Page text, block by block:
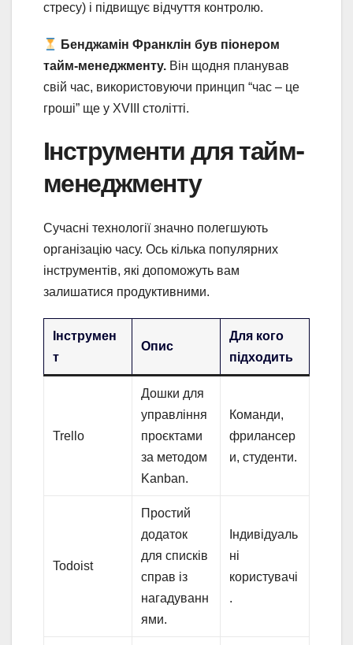
стресу) і підвищує відчуття контролю.
Бенджамін Франклін був піонером
тайм-менеджменту. Він щодня планував
свій час, використовуючи принцип “час – це
гроші” ще у XVIII столітті.
Інструменти для тайм-
менеджменту
Сучасні технології значно полегшують
організацію часу. Ось кілька популярних
інструментів, які допоможуть вам
залишатися продуктивними.
Інструмен
т
Опис
Для кого
підходить
Trello
Дошки для
управління
проєктами
за методом
Kanban.
Команди,
фрилансер
и, студенти.
Todoist
Простий
додаток
для списків
справ із
нагадуванн
ями.
Індивідуаль
ні
користувачі
.